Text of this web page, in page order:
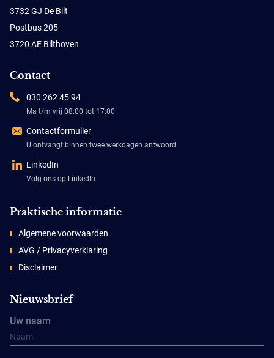
3732 GJ De Bilt
Postbus 205
3720 AE Bilthoven
Contact
030 262 45 94
Ma t/m vrij 08:00 tot 17:00
Contactformulier
U ontvangt binnen twee werkdagen antwoord
LinkedIn
Volg ons op LinkedIn
Praktische informatie
Algemene voorwaarden
AVG / Privacyverklaring
Disclaimer
Nieuwsbrief
Uw naam